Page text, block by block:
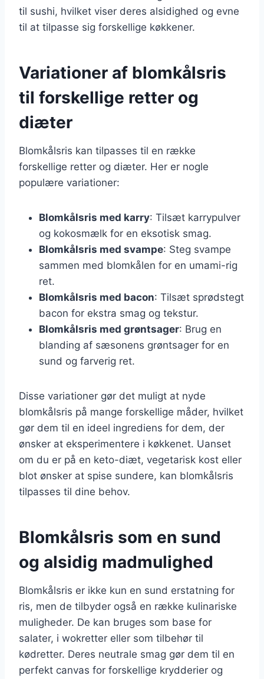
til sushi, hvilket viser deres alsidighed og evne
til at tilpasse sig forskellige køkkener.
Variationer af blomkålsris
til forskellige retter og
diæter
Blomkålsris kan tilpasses til en række
forskellige retter og diæter. Her er nogle
populære variationer:
Blomkålsris med karry: Tilsæt karrypulver
og kokosmælk for en eksotisk smag.
Blomkålsris med svampe: Steg svampe
sammen med blomkålen for en umami-rig
ret.
Blomkålsris med bacon: Tilsæt sprødstegt
bacon for ekstra smag og tekstur.
Blomkålsris med grøntsager: Brug en
blanding af sæsonens grøntsager for en
sund og farverig ret.
Disse variationer gør det muligt at nyde
blomkålsris på mange forskellige måder, hvilket
gør dem til en ideel ingrediens for dem, der
ønsker at eksperimentere i køkkenet. Uanset
om du er på en keto-diæt, vegetarisk kost eller
blot ønsker at spise sundere, kan blomkålsris
tilpasses til dine behov.
Blomkålsris som en sund
og alsidig madmulighed
Blomkålsris er ikke kun en sund erstatning for
ris, men de tilbyder også en række kulinariske
muligheder. De kan bruges som base for
salater, i wokretter eller som tilbehør til
kødretter. Deres neutrale smag gør dem til en
perfekt canvas for forskellige krydderier og